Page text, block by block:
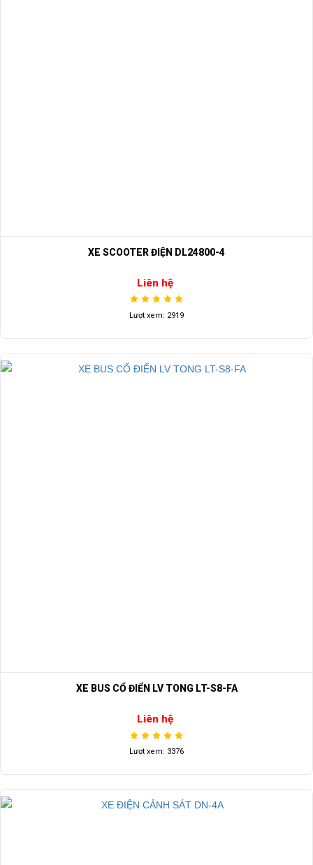
XE SCOOTER ĐIỆN DL24800-4
Liên hệ
Lượt xem: 2919
XE BUS CỔ ĐIỂN LV TONG LT-S8-FA
Liên hệ
Lượt xem: 3376